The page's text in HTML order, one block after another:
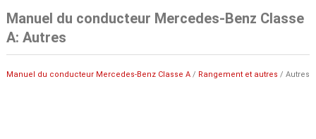
Manuel du conducteur Mercedes-Benz Classe
A: Autres
Manuel du conducteur Mercedes-Benz Classe A/ Rangement et autres / Autres